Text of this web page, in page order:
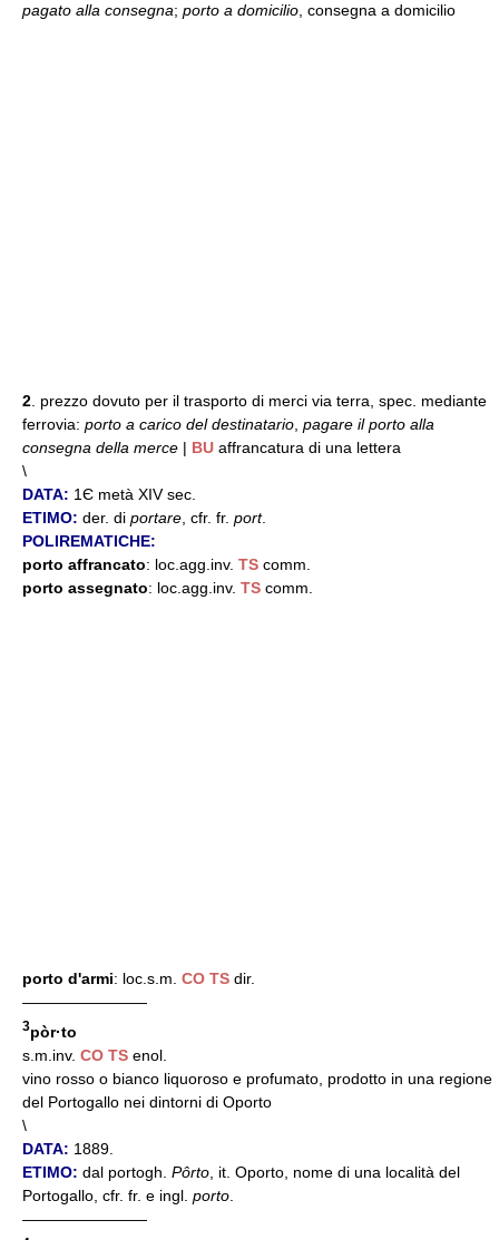
pagato alla consegna; porto a domicilio, consegna a domicilio
2. prezzo dovuto per il trasporto di merci via terra, spec. mediante
ferrovia: porto a carico del destinatario, pagare il porto alla
consegna della merce | BU affrancatura di una lettera
\
DATA: 1Є metà XIV sec.
ETIMO: der. di portare, cfr. fr. port.
POLIREMATICHE:
porto affrancato: loc.agg.inv. TS comm.
porto assegnato: loc.agg.inv. TS comm.
porto d'armi: loc.s.m. CO TS dir.
————————
3pòr·to
s.m.inv. CO TS enol.
vino rosso o bianco liquoroso e profumato, prodotto in una regione
del Portogallo nei dintorni di Oporto
\
DATA: 1889.
ETIMO: dal portogh. Pôrto , it. Oporto, nome di una località del
Portogallo, cfr. fr. e ingl. porto
————————